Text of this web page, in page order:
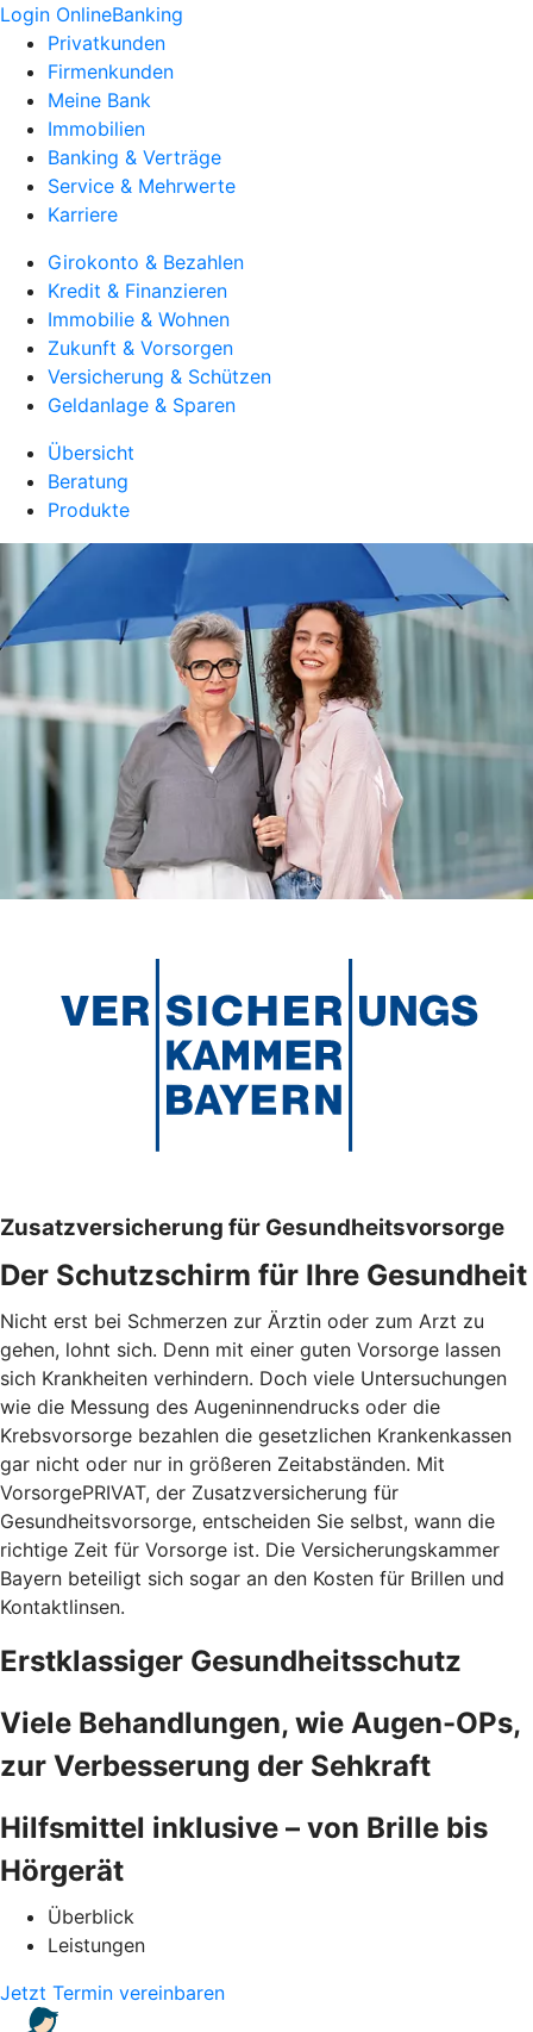
Login OnlineBanking
Privatkunden
Firmenkunden
Meine Bank
Immobilien
Banking & Verträge
Service & Mehrwerte
Karriere
Girokonto & Bezahlen
Kredit & Finanzieren
Immobilie & Wohnen
Zukunft & Vorsorgen
Versicherung & Schützen
Geldanlage & Sparen
Übersicht
Beratung
Produkte
Zusatzversicherung für Gesundheitsvorsorge
Der Schutzschirm für Ihre Gesundheit
Nicht erst bei Schmerzen zur Ärztin oder zum Arzt zu
gehen, lohnt sich. Denn mit einer guten Vorsorge lassen
sich Krankheiten verhindern. Doch viele Untersuchungen
wie die Messung des Augeninnendrucks oder die
Krebsvorsorge bezahlen die gesetzlichen Krankenkassen
gar nicht oder nur in größeren Zeitabständen. Mit
VorsorgePRIVAT, der Zusatzversicherung für
Gesundheitsvorsorge, entscheiden Sie selbst, wann die
richtige Zeit für Vorsorge ist. Die Versicherungskammer
Bayern beteiligt sich sogar an den Kosten für Brillen und
Kontaktlinsen.
Erstklassiger Gesundheitsschutz
Viele Behandlungen, wie Augen-OPs,
zur Verbesserung der Sehkraft
Hilfsmittel inklusive – von Brille bis
Hörgerät
Überblick
Leistungen
Jetzt Termin vereinbaren